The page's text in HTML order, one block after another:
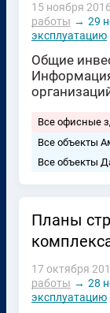
15 ноября
работы → 29
эксплуатацию
Общие
Все офисные
Все объекты
Все объекты
Планы
17 октября
работы → 28
эксплуатацию